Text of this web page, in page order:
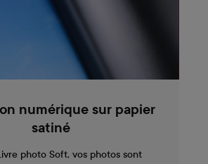
numérique sur papier
satiné
photo Soft, vos photos sont